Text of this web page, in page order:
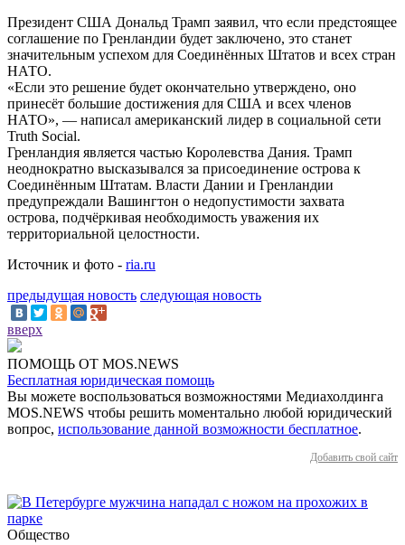
Президент США Дональд Трамп заявил, что если предстоящее
соглашение по Гренландии будет заключено, это станет
значительным успехом для Соединённых Штатов и всех стран
НАТО.
«Если это решение будет окончательно утверждено, оно
принесёт большие достижения для США и всех членов
НАТО», — написал американский лидер в социальной сети
Truth Social.
Гренландия является частью Королевства Дания. Трамп
неоднократно высказывался за присоединение острова к
Соединённым Штатам. Власти Дании и Гренландии
предупреждали Вашингтон о недопустимости захвата
острова, подчёркивая необходимость уважения их
территориальной целостности.
Источник и фото - ria.ru
предыдущая новость следующая новость
вверх
ПОМОЩЬ ОТ MOS.NEWS
Бесплатная юридическая помощь
Вы можете воспользоваться возможностями Медиахолдинга
MOS.NEWS чтобы решить моментально любой юридический
вопрос, использование данной возможности бесплатное.
Добавить свой сайт
Общество